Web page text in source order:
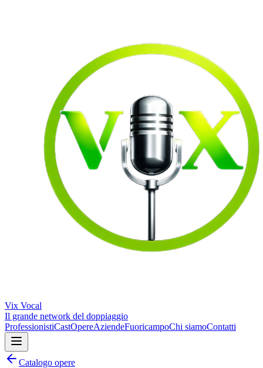
Vix Vocal
Il grande network del doppiaggio
ProfessionistiCastOpereAziendeFuoricampoChi siamoContatti
Catalogo opere